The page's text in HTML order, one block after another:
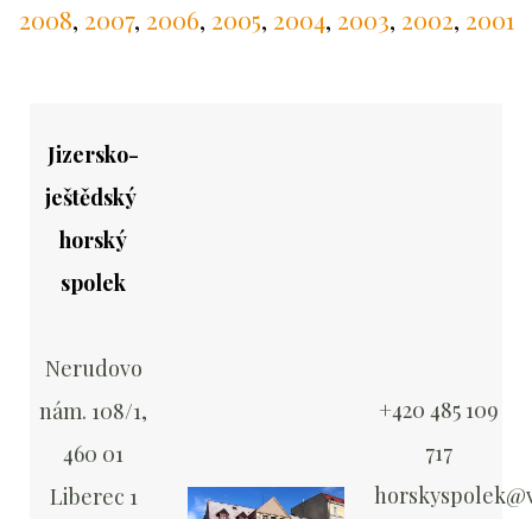
2008, 2007, 2006, 2005, 2004, 2003, 2002, 2001
Jizersko-
ještědský
horský
spolek
Nerudovo
nám. 108/1,
460 01
Liberec 1
+420 485 109
717